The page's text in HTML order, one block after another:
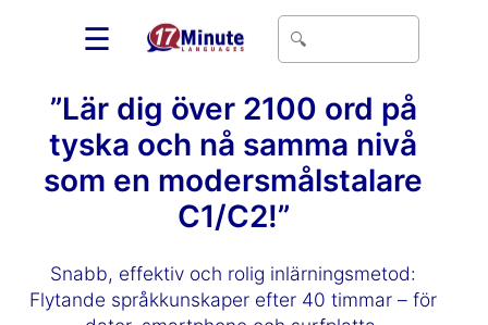
☰
”Lär dig över 2100 ord på
tyska och nå samma nivå
som en modersmålstalare
C1/C2!”
Snabb, effektiv och rolig inlärningsmetod:
Flytande språkkunskaper efter 40 timmar – för